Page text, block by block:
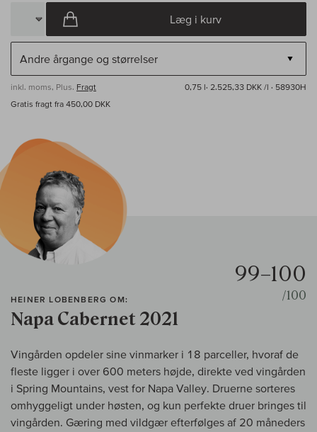
Læg i kurv
inkl. moms, Plus. Fragt 0,75 l· 2.525,33 DKK /l · 58930H
Gratis fragt fra 450,00 DKK
HEINER LOBENBERG OM:
Napa Cabernet 2021
99–100
/100
Vingården opdeler sine vinmarker i 18 parceller, hvoraf de
fleste ligger i over 600 meters højde, direkte ved vingården
i Spring Mountains, vest for Napa Valley. Druerne sorteres
omhyggeligt under høsten, og kun perfekte druer bringes til
vingården. Gæring med vildgær efterfølges af 20 måneders